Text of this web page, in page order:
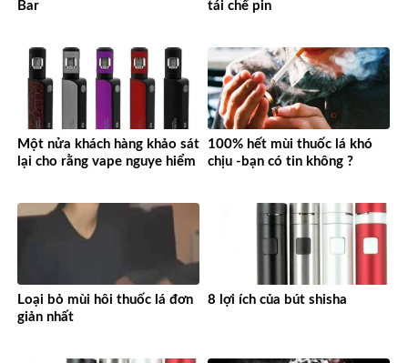
Bar
tái chế pin
Một nửa khách hàng khảo sát
lại cho rằng vape nguye hiểm
100% hết mùi thuốc lá khó
chịu -bạn có tin không ?
Loại bỏ mùi hôi thuốc lá đơn
giản nhất
8 lợi ích của bút shisha